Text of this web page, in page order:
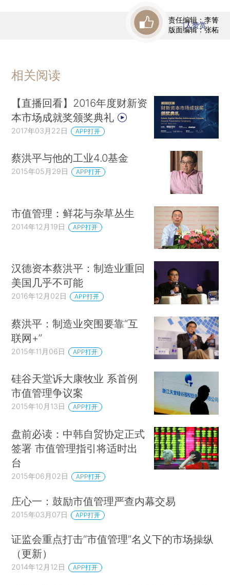
责任编辑：李箐
版面编辑：张柘
1人赞赏
相关阅读
【直播回看】2016年度财新资
本市场成就奖颁奖典礼
2017年03月22日 APP打开
蔡洪平与他的工业4.0基金
2015年05月29日 APP打开
市值管理：鲜花与杂草丛生
2014年12月19日 APP打开
汉德资本蔡洪平：制造业重回
美国几乎不可能
2016年12月02日 APP打开
蔡洪平：制造业突围要靠“互
联网+”
2015年11月06日 APP打开
硅谷天堂诉大康牧业 系首例
市值管理争议案
2015年10月13日 APP打开
盘前必读：中韩自贸协定正式
签署 市值管理指引将适时出
台
2015年06月02日 APP打开
庄心一：鼓励市值管理严查内幕交易
2015年03月07日 APP打开
证监会重点打击“市值管理”名义下的市场操纵
（更新）
2014年12月12日 APP打开